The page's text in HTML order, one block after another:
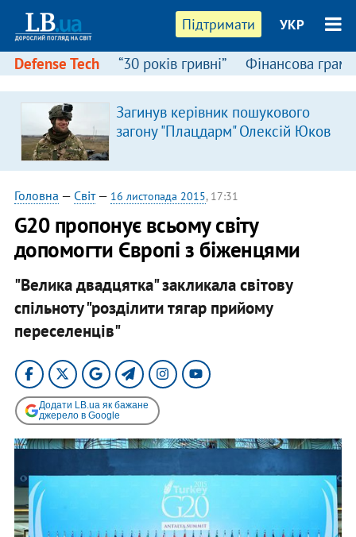
Підтримати УКР
Defense Tech “30 років гривні” Фінансова
Загинув керівник пошукового
загону "Плацдарм" Олексій Юков
Головна — Світ— 16 листопада 2015, 17:31
G20 пропонує всьому світу
допомогти Європі з біженцями
"Велика двадцятка" закликала світову
спільноту "розділити тягар прийому
переселенців"
Додати LB.ua як бажане
джерело в Google